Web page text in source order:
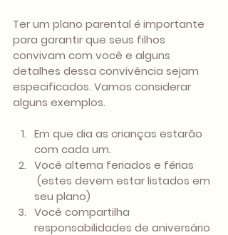
Ter um plano parental é importante
para garantir que seus filhos
convivam com você e alguns
detalhes dessa convivência sejam
especificados. Vamos considerar
alguns exemplos.
Em que dia as crianças estarão
com cada um.
Você alterna feriados e férias
(estes devem estar listados em
seu plano)
Você compartilha
responsabilidades de aniversário